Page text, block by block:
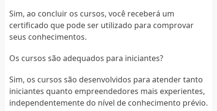
Sim, ao concluir os cursos, você receberá um
certificado que pode ser utilizado para comprovar
seus conhecimentos.
Os cursos são adequados para iniciantes?
Sim, os cursos são desenvolvidos para atender tanto
iniciantes quanto empreendedores mais experientes,
independentemente do nível de conhecimento prévio.